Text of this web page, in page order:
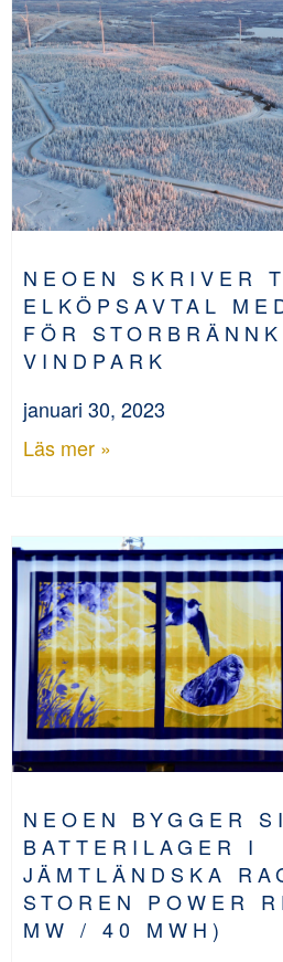
NEOEN SKRIVER
ELKÖPSAVTAL
FÖR
VINDPARK
januari 30, 2023
Läs mer »
NEOEN BYGGER
BATTERILAGER I
JÄMTLÄNDSKA
STOREN POWER
MW / 40 MWH)